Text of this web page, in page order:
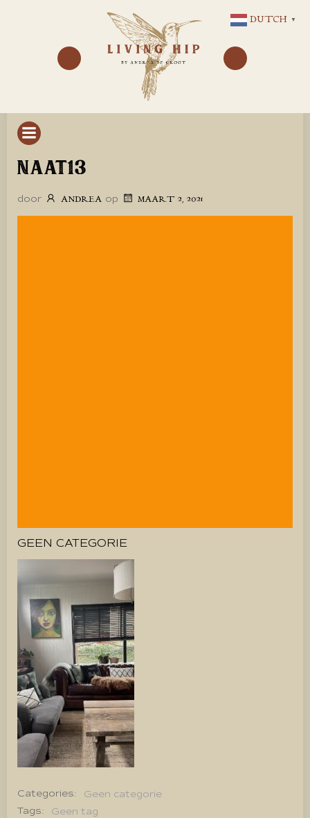
NAAR
DE
INHOUD
NAAT13
door ANDREA op MAART 2, 2021
GEEN CATEGORIE
Categories:
Geen categorie
Tags:
Geen tag
DUTCH ▼